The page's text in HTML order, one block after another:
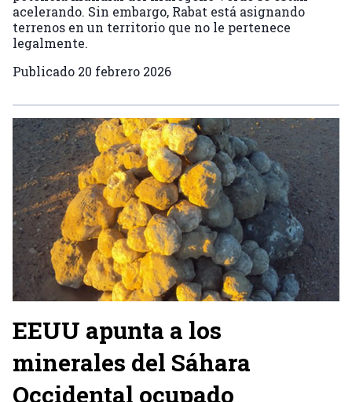
acelerando. Sin embargo, Rabat está asignando
terrenos en un territorio que no le pertenece
legalmente.
Publicado 20 febrero 2026
EEUU apunta a los
minerales del Sáhara
Occidental ocupado